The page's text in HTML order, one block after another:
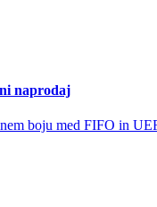
naprodaj
boju med FIFO in